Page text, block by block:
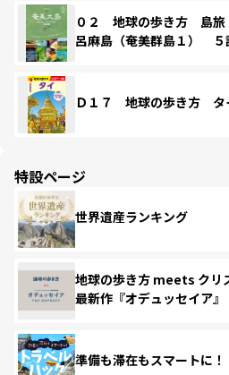
０２ 地球の歩き方 島
呂麻島（奄美群島１） ５
Ｄ１７ 地球の歩き方 タ
特設ページ
世界遺産ランキング
地球の歩き方 meets クリ
最新作『オデュッセイア』
準備も滞在もスマートに